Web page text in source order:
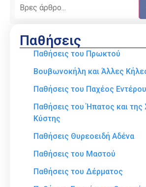
Παθήσεις
Παθήσεις του Πρωκτού
Βουβωνοκήλη και Άλλες
Παθήσεις του Παχέος Εντέρου
Παθήσεις του Ήπατος και
Κύστης
Παθήσεις Θυρεοειδή Αδένα
Παθήσεις του Μαστού
Παθήσεις του Δέρματος